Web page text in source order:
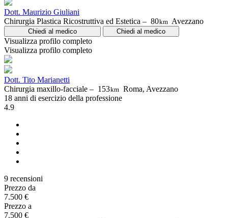
Dott. Maurizio Giuliani
Chirurgia Plastica Ricostruttiva ed Estetica – 80km Avezzano
Chiedi al medico Chiedi al medico
Visualizza profilo completo
Visualizza profilo completo
Dott. Tito Marianetti
Chirurgia maxillo-facciale – 153km Roma, Avezzano
18 anni di esercizio della professione
4.9
9 recensioni
Prezzo da
7.500 €
Prezzo a
7.500 €